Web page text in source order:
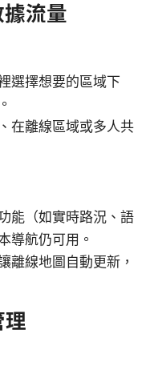
流量
選擇想要的區域下
在離線區域或多人共
能（如實時路況、語
導航仍可用。
離線地圖自動更新，
理